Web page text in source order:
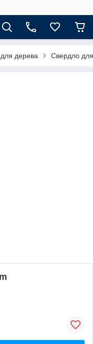
дерева Свердло